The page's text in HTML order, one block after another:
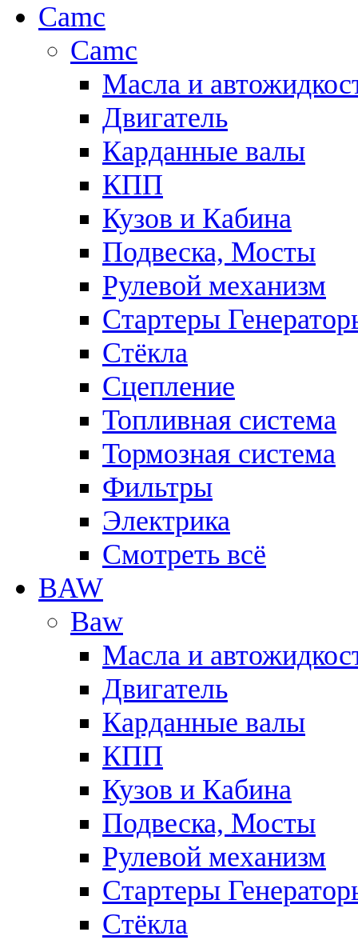
Camc
Camc
Масла и
Двигатель
Карданные валы
КПП
Кузов и Кабина
Подвеска, Мосты
Рулевой механизм
Стартеры
Стёкла
Сцепление
Топливная система
Тормозная система
Фильтры
Электрика
Смотреть всё
BAW
Baw
Масла и
Двигатель
Карданные валы
КПП
Кузов и Кабина
Подвеска, Мосты
Рулевой механизм
Стартеры
Стёкла